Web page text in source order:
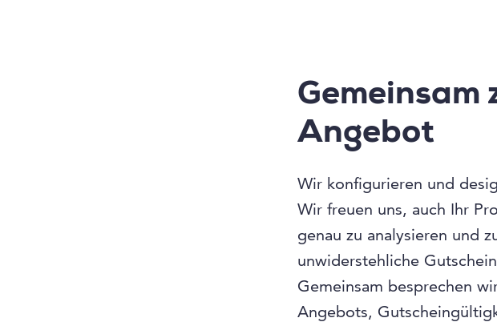
Gemeinsam
Angebot
Wir konfigurieren und
Wir freuen uns, auch Ihr
genau zu analysieren und
unwiderstehliche
Gemeinsam besprechen
Angebots,